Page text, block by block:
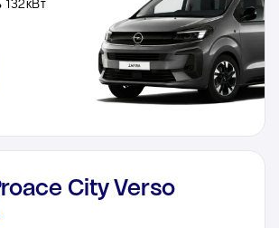
132кВт
City Verso